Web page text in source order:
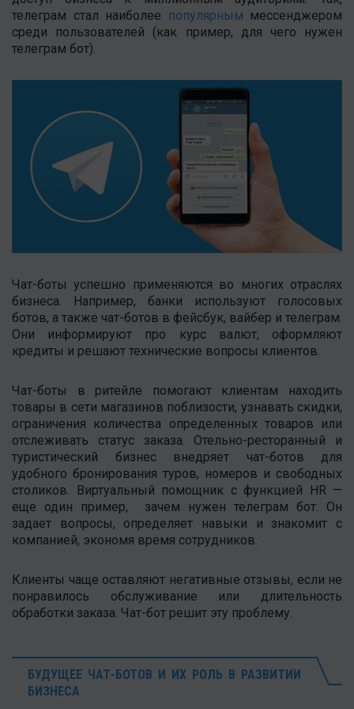
телеграм стал наиболее
популярным мессенджером
среди пользователей (как пример, для чего нужен
телеграм бот).
Чат-боты успешно применяются во многих отраслях
бизнеса. Например, банки используют голосовых
ботов, а также чат-ботов в фейсбук, вайбер и телеграм.
Они информируют про курс валют, оформляют
кредиты и решают технические вопросы клиентов.
Чат-боты в ритейле помогают клиентам находить
товары в сети магазинов поблизости, узнавать скидки,
ограничения количества определенных товаров или
отслеживать статус заказа. Отельно-ресторанный и
туристический бизнес внедряет чат-ботов для
удобного бронирования туров, номеров и свободных
столиков. Виртуальный помощник с функцией HR —
еще один пример, зачем нужен телеграм бот. Он
задает вопросы, определяет навыки и знакомит с
компанией, экономя время сотрудников.
Клиенты чаще оставляют негативные отзывы, если не
понравилось обслуживание или длительность
обработки заказа. Чат-бот решит эту проблему.
БУДУЩЕЕ ЧАТ-БОТОВ И ИХ РОЛЬ В РАЗВИТИИ
БИЗНЕСА